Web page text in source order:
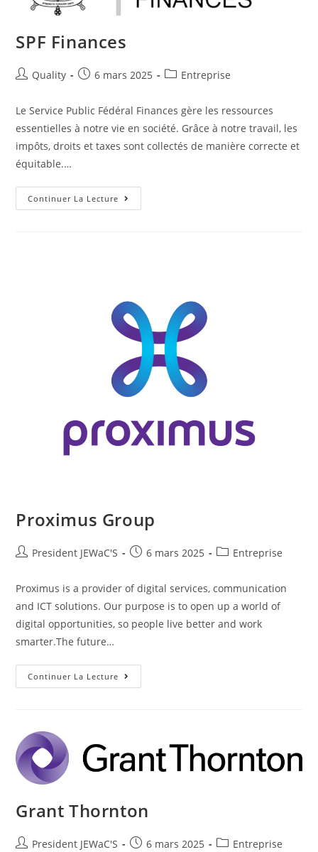
SPF Finances
Quality 6 mars 2025 Entreprise
Le Service Public Fédéral Finances gère les ressources
essentielles à notre vie en société. Grâce à notre travail, les
impôts, droits et taxes sont collectés de manière correcte et
équitable.…
Continuer La Lecture
Proximus Group
President JEWaC'S 6 mars 2025 Entreprise
Proximus is a provider of digital services, communication
and ICT solutions. Our purpose is to open up a world of
digital opportunities, so people live better and work
smarter.The future…
Continuer La Lecture
Grant Thornton
President JEWaC'S 6 mars 2025 Entreprise